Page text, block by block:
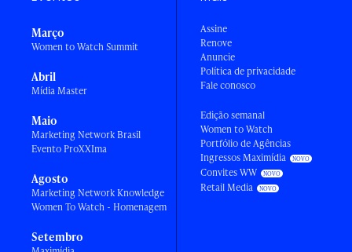
Março
Women to Watch Summit
Abril
Mídia Master
Maio
Marketing Network Brasil
Evento ProXXIma
Agosto
Marketing Network Knowledge
Women To Watch - Homenagem
Setembro
Assine
Renove
Anuncie
Política de privacidade
Fale conosco
Edição semanal
Women to Watch
Portfólio de Agências
Ingressos Maximídia
Convites WW
Retail Media